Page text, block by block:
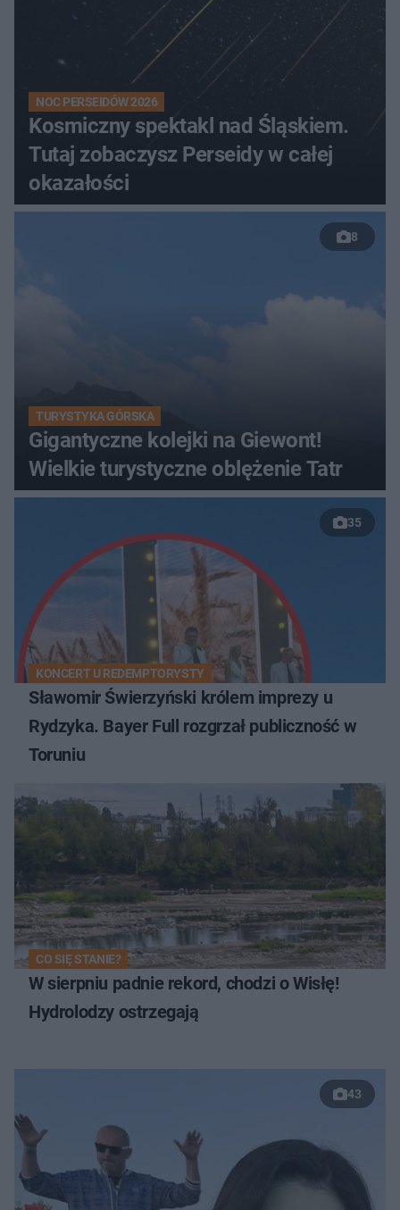
NOC PERSEIDÓW 2026
Kosmiczny spektakl nad Śląskiem.
Tutaj zobaczysz Perseidy w całej
okazałości
8
TURYSTYKA GÓRSKA
Gigantyczne kolejki na Giewont!
Wielkie turystyczne oblężenie Tatr
35
KONCERT U REDEMPTORYSTY
Sławomir Świerzyński królem imprezy u
Rydzyka. Bayer Full rozgrzał publiczność w
Toruniu
CO SIĘ STANIE?
W sierpniu padnie rekord, chodzi o Wisłę!
Hydrolodzy ostrzegają
43